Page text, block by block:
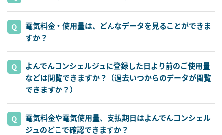
電気料金・使用量は、どんなデータを見ることができま
すか？
よんでんコンシェルジュに登録した日より前のご使用量
などは閲覧できますか？（過去いつからのデータが閲覧
できますか？）
電気料金や電気使用量、支払期日はよんでんコンシェル
ジュのどこで確認できますか？